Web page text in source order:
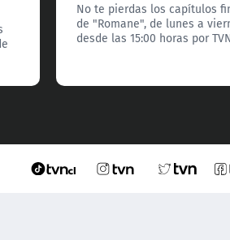
No te pierdas los capítulos
de "Romane", de lunes a
desde las 15:00 horas por